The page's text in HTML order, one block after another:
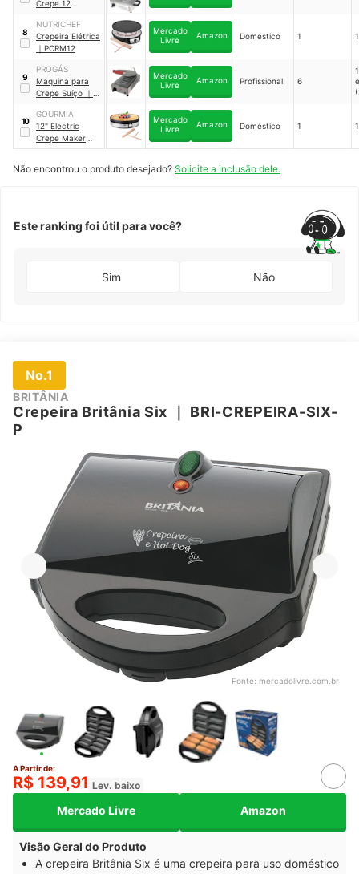
Crepe 12
AD12P
8
NUTRICHEF
Crepeira Elétrica
｜ PCRM12
Mercado
Livre
Amazon Doméstico 1
9
PROGÁS
Máquina para
Crepe Suíço ｜
Mercado
Livre
Amazon Profissional 6
10
GOURMIA
12" Electric
Crepe Maker
GCM1435
Mercado
Livre
Amazon Doméstico 1
Não encontrou o produto desejado? Solicite a inclusão dele.
Este ranking foi útil para você?
Sim Não
No.1
BRITÂNIA
Crepeira Britânia Six
BRI-CREPEIRA-SIX-
P
Fonte: mercadolivre.com.br
A Partir de:
R$ 139,91 Lev. baixo
Mercado Livre Amazon
Visão Geral do Produto
A crepeira Britânia Six é uma crepeira para uso doméstico